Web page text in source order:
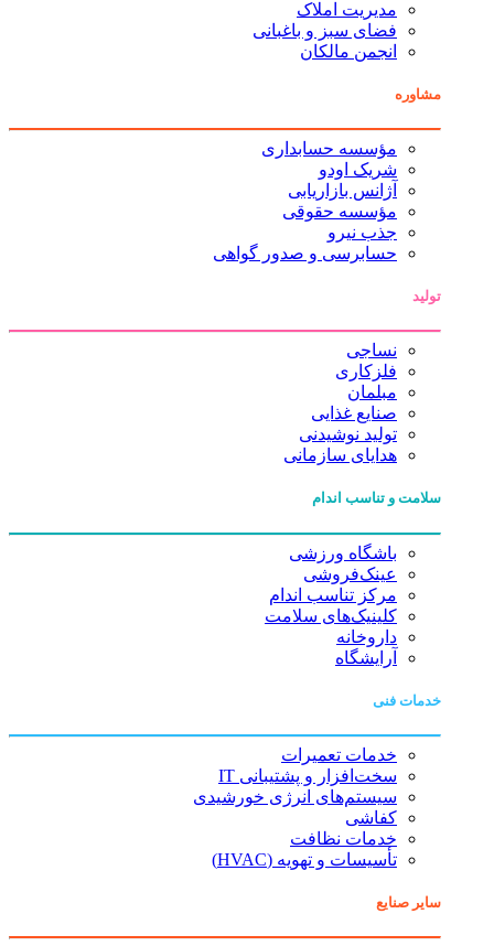
مدیریت املاک
فضای سبز و باغبانی
انجمن مالکان
مشاوره
مؤسسه حسابداری
شریک اودو
آژانس بازاریابی
مؤسسه حقوقی
جذب نیرو
حسابرسی و صدور گواهی
نساجی
فلزکاری
مبلمان
صنایع غذایی
تولید نوشیدنی
هدایای سازمانی
سلامت و تناسب اندام
باشگاه ورزشی
عینک‌فروشی
مرکز تناسب اندام
کلینیک‌های سلامت
داروخانه
آرایشگاه
خدمات فنی
خدمات تعمیرات
سخت‌افزار و پشتیبانی IT
سیستم‌های انرژی خورشیدی
کفاشی
خدمات نظافت
تأسیسات و تهویه (HVAC)
سایر صنایع